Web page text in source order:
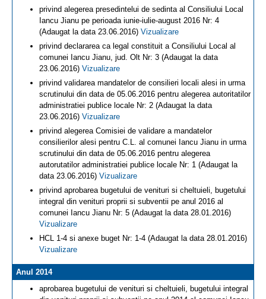
privind alegerea presedintelui de sedinta al Consiliului Local
Iancu Jianu pe perioada iunie-iulie-august 2016 Nr: 4
(Adaugat la data 23.06.2016) Vizualizare
privind declararea ca legal constituit a Consiliului Local al
comunei Iancu Jianu, jud. Olt Nr: 3 (Adaugat la data
23.06.2016) Vizualizare
privind validarea mandatelor de consilieri locali alesi in urma
scrutinului din data de 05.06.2016 pentru alegerea autoritatilor
administratiei publice locale Nr: 2 (Adaugat la data
23.06.2016) Vizualizare
privind alegerea Comisiei de validare a mandatelor
consilierilor alesi pentru C.L. al comunei Iancu Jianu in urma
scrutinului din data de 05.06.2016 pentru alegerea
autorutatilor administratiei publice locale Nr: 1 (Adaugat la
data 23.06.2016) Vizualizare
privind aprobarea bugetului de venituri si cheltuieli, bugetului
integral din venituri proprii si subventii pe anul 2016 al
comunei Iancu Jianu Nr: 5 (Adaugat la data 28.01.2016)
Vizualizare
HCL 1-4 si anexe buget Nr: 1-4 (Adaugat la data 28.01.2016)
Vizualizare
Anul 2014
aprobarea bugetului de venituri si cheltuieli, bugetului integral